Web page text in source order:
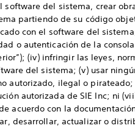
del sistema, crear
partiendo de su código
con el software del
o autenticación de la
(iv) infringir las leyes,
del sistema; (v) usar
autorizado, ilegal o
autorizada de SIE Inc; ni
acuerdo con la
desarrollar, actualizar o